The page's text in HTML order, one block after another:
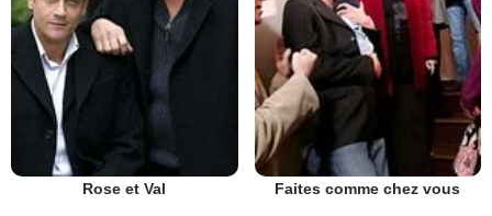
Rose et Val Faites comme chez vous